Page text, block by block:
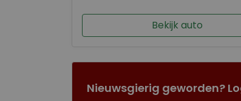
Bekijk auto
Nieuwsgierig geworden?